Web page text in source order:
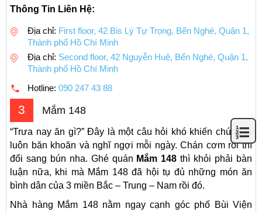
Thông Tin Liên Hệ:
Địa chỉ: First floor, 42 Bis Lý Tự Trọng, Bến Nghé, Quận 1,
Thành phố Hồ Chí Minh
Địa chỉ: Second floor, 42 Nguyễn Huệ, Bến Nghé, Quận 1,
Thành phố Hồ Chí Minh
Hotline: 090 247 43 88
3 Mắm 148
“Trưa nay ăn gì?” Đây là một câu hỏi khó khiến chúng ta
luôn băn khoăn và nghĩ ngợi mỗi ngày. Chán cơm rồi thì
đổi sang bún nha. Ghé quán Mắm 148 thì khỏi phải bàn
luận nữa, khi mà Mắm 148 đã hội tụ đủ những món ăn
bình dân của 3 miền Bắc – Trung – Nam rồi đó.
Nhà hàng Mắm 148 nằm ngay cạnh góc phố Bùi Viện